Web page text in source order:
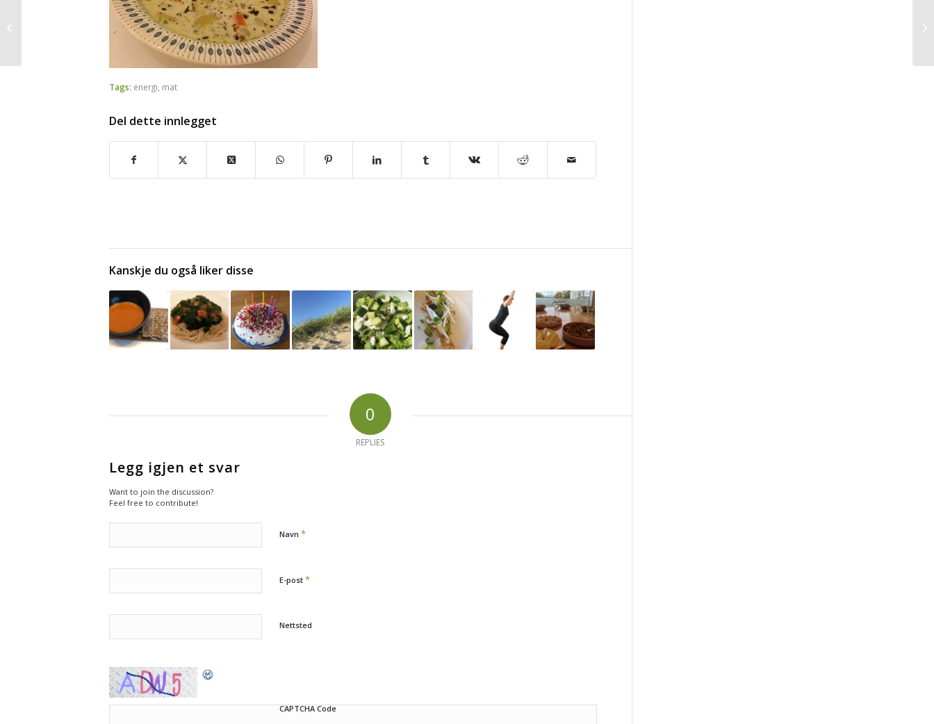
Tags: energi, mat
Del dette innlegget
Kanskje du også liker disse
0
REPLIES
Legg igjen et svar
Want to join the discussion?
Feel free to contribute!
Navn *
E-post *
Nettsted
CAPTCHA Code